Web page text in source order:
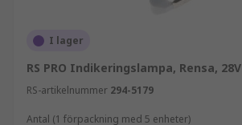
I lager
RS PRO Indikeringslampa, Rensa, 28V
RS-artikelnummer 294-5179
Antal (1 förpackning med 5 enheter)